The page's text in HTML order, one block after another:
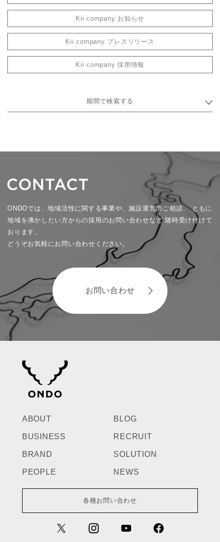
Kii company お知らせ
Kii company プレスリリース
Kii company 採用情報
期間で検索する
ONDOでは、地域活性に関する事業や、施設運営のご相談、ともに
地域を沸かしたい方からの採用のお問い合わせなど 随時受け付けて
おります。
どうぞお気軽にお問い合わせください。
お問い合わせ
ABOUT
BUSINESS
BRAND
PEOPLE
BLOG
RECRUIT
SOLUTION
NEWS
各種お問い合わせ